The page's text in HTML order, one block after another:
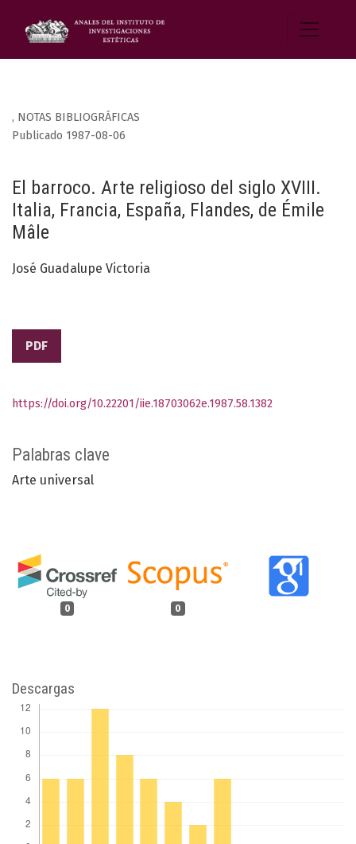
, NOTAS BIBLIOGRÁFICAS
El barroco. Arte religioso del siglo XVIII.
Italia, Francia, España, Flandes, de Émile
Mâle
Publicado 1987-08-06
José Guadalupe Victoria
PDF
Palabras clave
Arte universal
0 0
https://doi.org/10.22201/iie.18703062e.1987.58.1382
Descargas